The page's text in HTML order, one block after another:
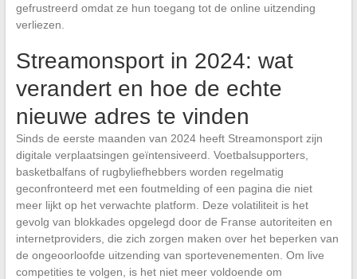
gefrustreerd omdat ze hun toegang tot de online uitzending
verliezen.
Streamonsport in 2024: wat
verandert en hoe de echte
nieuwe adres te vinden
Sinds de eerste maanden van 2024 heeft Streamonsport zijn
digitale verplaatsingen geïntensiveerd. Voetbalsupporters,
basketbalfans of rugbyliefhebbers worden regelmatig
geconfronteerd met een foutmelding of een pagina die niet
meer lijkt op het verwachte platform. Deze volatiliteit is het
gevolg van blokkades opgelegd door de Franse autoriteiten en
internetproviders, die zich zorgen maken over het beperken van
de ongeoorloofde uitzending van sportevenementen. Om live
competities te volgen, is het niet meer voldoende om